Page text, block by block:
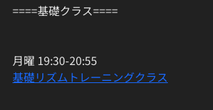
====基礎クラス====
月曜 19:30-20:55
基礎リズムトレーニングクラス